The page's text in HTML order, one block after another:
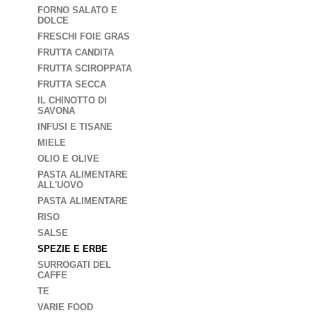
FORNO SALATO E
DOLCE
FRESCHI FOIE GRAS
FRUTTA CANDITA
FRUTTA SCIROPPATA
FRUTTA SECCA
IL CHINOTTO DI
SAVONA
INFUSI E TISANE
MIELE
OLIO E OLIVE
PASTA ALIMENTARE
ALL'UOVO
PASTA ALIMENTARE
RISO
SALSE
SPEZIE E ERBE
SURROGATI DEL
CAFFE
TE
VARIE FOOD